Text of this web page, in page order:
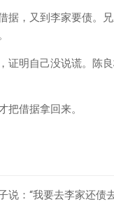
据，又到李家要债。
明自己没说谎。陈
借据拿回来。
：“我要去李家还债